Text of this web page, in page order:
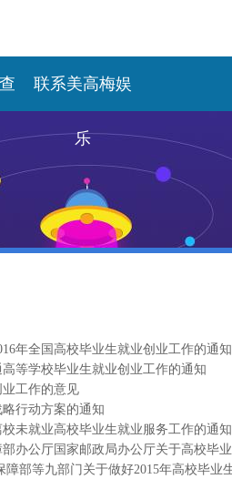
联系美高梅娱
乐
等学校毕业生就业创业工作的通知
工作的意见
行动方案的通知
未就业高校毕业生就业服务工作的通知